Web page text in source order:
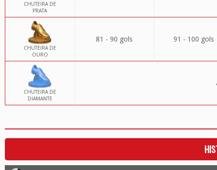
CHUTEIRA DE
PRATA
CHUTEIRA DE
OURO
81 - 90 gols 91 - 100 gols
CHUTEIRA DE
DIAMANTE